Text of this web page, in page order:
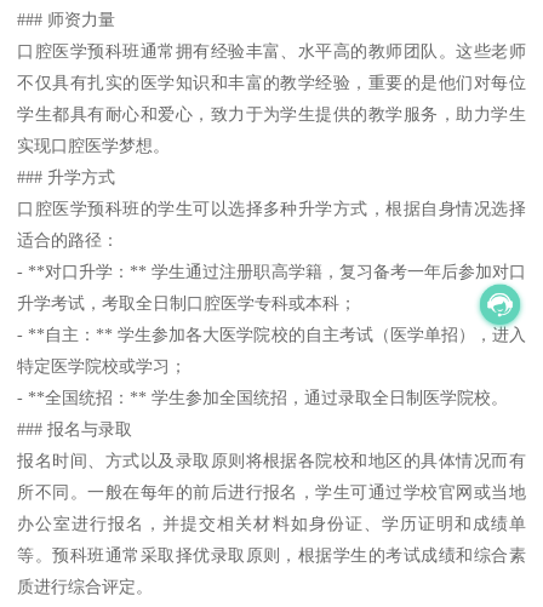
### 师资力量
口腔医学预科班通常拥有经验丰富、水平高的教师团队。这些老师
不仅具有扎实的医学知识和丰富的教学经验，重要的是他们对每位
学生都具有耐心和爱心，致力于为学生提供的教学服务，助力学生
实现口腔医学梦想。
### 升学方式
口腔医学预科班的学生可以选择多种升学方式，根据自身情况选择
适合的路径：
- **对口升学：** 学生通过注册职高学籍，复习备考一年后参加对口
升学考试，考取全日制口腔医学专科或本科；
- **自主：** 学生参加各大医学院校的自主考试（医学单招），进入
特定医学院校或学习；
- **全国统招：** 学生参加全国统招，通过录取全日制医学院校。
### 报名与录取
报名时间、方式以及录取原则将根据各院校和地区的具体情况而有
所不同。一般在每年的前后进行报名，学生可通过学校官网或当地
办公室进行报名，并提交相关材料如身份证、学历证明和成绩单
等。预科班通常采取择优录取原则，根据学生的考试成绩和综合素
质进行综合评定。